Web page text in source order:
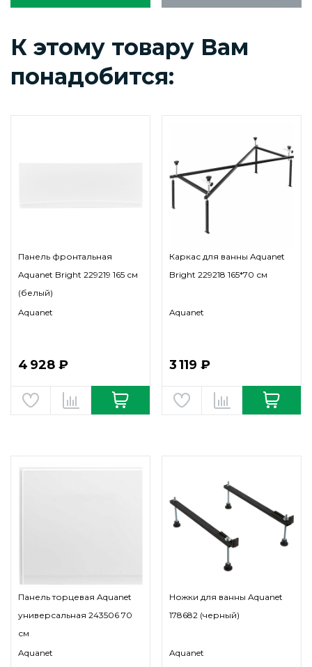
К этому товару Вам
понадобится:
Панель фронтальная
Aquanet Bright 229219 165 см
(белый)
Aquanet
4 928 ₽
Каркас для ванны Aquanet
Bright 229218 165*70 см
Aquanet
3 119 ₽
Панель торцевая Aquanet
универсальная 243506 70
см
Aquanet
Ножки для ванны Aquanet
178682 (черный)
Aquanet